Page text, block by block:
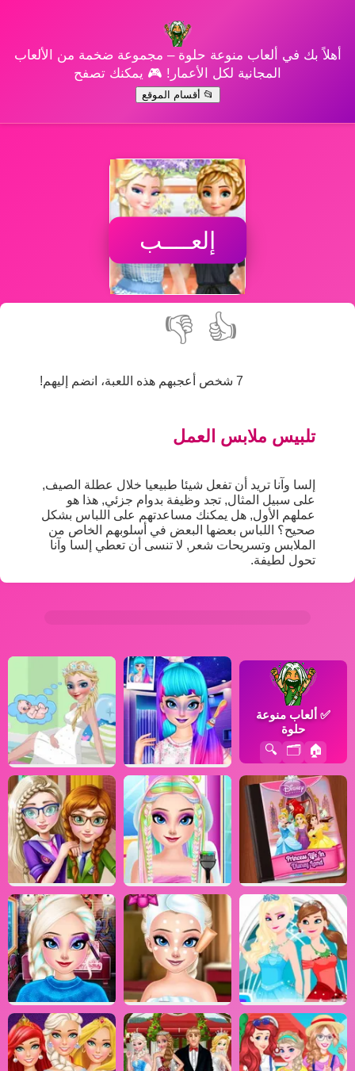
أهلاً بك في ألعاب منوعة حلوة – مجموعة ضخمة من الألعاب
المجانية لكل الأعمار! 🎮 يمكنك تصفح
📂 أقسام الموقع
إلعــــب
👍
👎
7 شخص أعجبهم هذه اللعبة، انضم إليهم!
تلبيس ملابس العمل
إلسا وآنا تريد أن تفعل شيئا طبيعيا خلال عطلة الصيف,
على سبيل المثال, تجد وظيفة بدوام جزئي, هذا هو
عملهم الأول, هل يمكنك مساعدتهم على اللباس بشكل
صحيح؟ اللباس بعضها البعض في أسلوبهم الخاص من
الملابس وتسريحات شعر, لا تنسى أن تعطي إلسا وآنا
تحول لطيفة.
✅ ألعاب منوعة
حلوة
🏠
🗂️
🔍